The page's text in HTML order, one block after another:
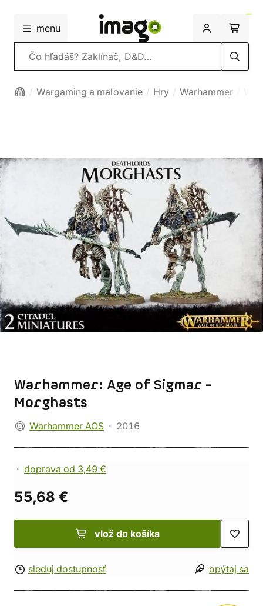
menu
Vyhľadávanie
Wargaming a maľovanie Hry Warhammer
Warhammer: Age of Sigmar -
Morghasts
Warhammer AOS 2016
doprava od 3,49 €
55,68 €
vlož do košíka
sleduj dostupnosť opýtaj sa